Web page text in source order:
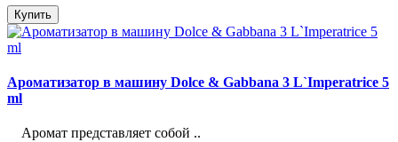
Купить
Ароматизатор в машину Dolce & Gabbana 3 L`Imperatrice 5
ml
Аромат представляет собой ..